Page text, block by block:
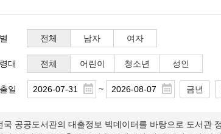
전체 남자 여자
대 전체 어린이 청소년 성인
일 ~ 금년
국 공공도서관의 대출정보 빅데이터를 바탕으로 도서관